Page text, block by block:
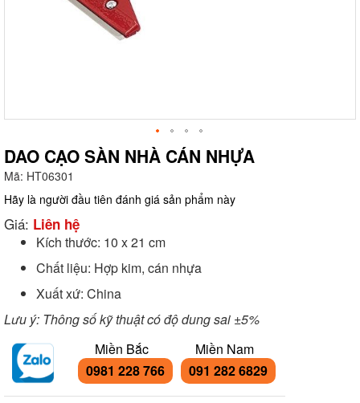
DAO CẠO SÀN NHÀ CÁN NHỰA
Mã: HT06301
Hãy là người đầu tiên đánh giá sản phẩm này
Giá: Liên hệ
Kích thước: 10 x 21 cm
Chất liệu: Hợp kim, cán nhựa
Xuất xứ: China
Lưu ý: Thông số kỹ thuật có độ dung sai ±5%
Miền Bắc
0981 228 766
Miền Nam
091 282 6829